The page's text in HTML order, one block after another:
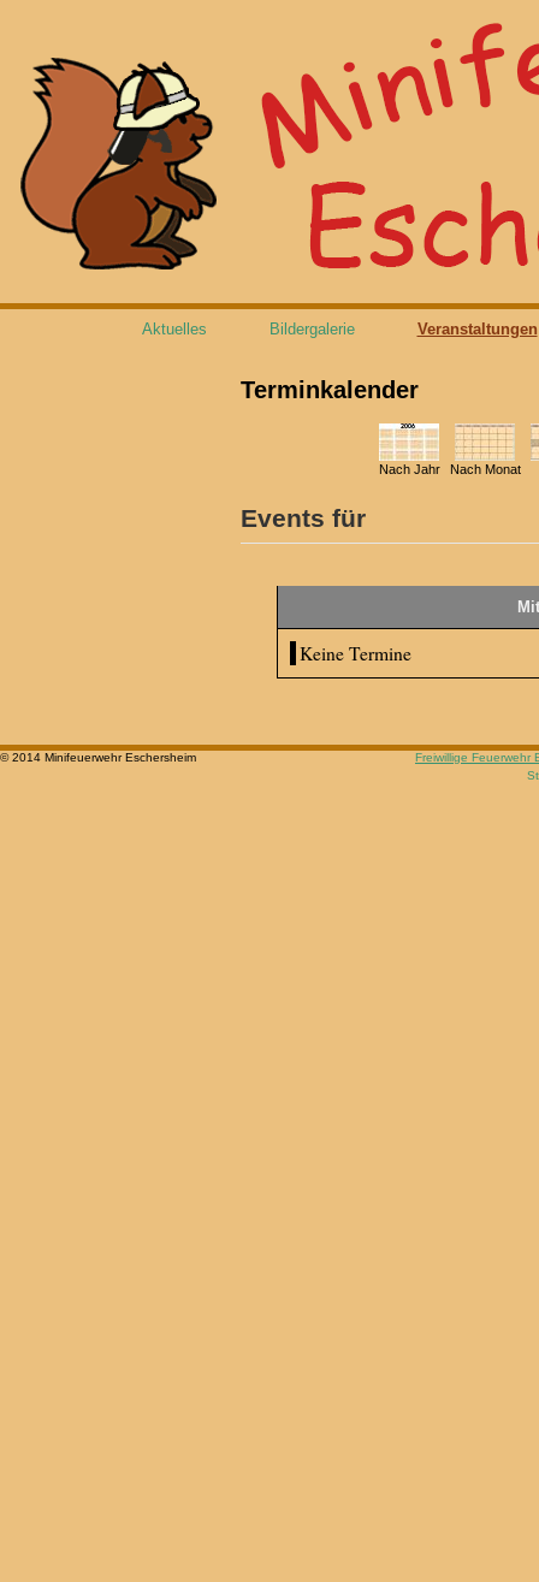
Aktuelles Bildergalerie Veranstaltungen
Terminkalender
Nach Jahr Nach Monat
Events für
Keine Termine
© 2014 Minifeuerwehr Eschersheim
Freiwillige Feuerwehr